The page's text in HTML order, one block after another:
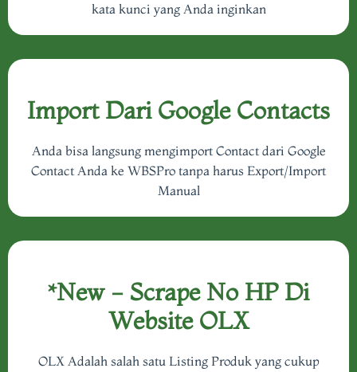
kata kunci yang Anda inginkan
Import Dari Google Contacts
Anda bisa langsung mengimport Contact dari Google
Contact Anda ke WBSPro tanpa harus Export/Import
Manual
*New - Scrape No HP Di
Website OLX
OLX Adalah salah satu Listing Produk yang cukup